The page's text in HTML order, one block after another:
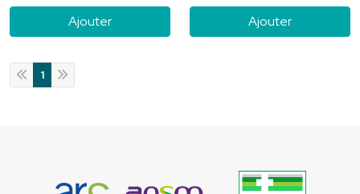
Ajouter Ajouter
1